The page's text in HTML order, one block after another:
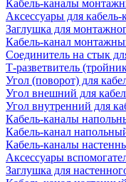
Кабель-каналы
Аксессуары для кабель-
Заглушка для
Кабель-канал
Соединитель на стык
Т-разветвитель
Угол (поворот) для
Угол внешний для
Угол внутренний для
Кабель-каналы
Кабель-канал
Кабель-каналы
Аксессуары
Заглушка для